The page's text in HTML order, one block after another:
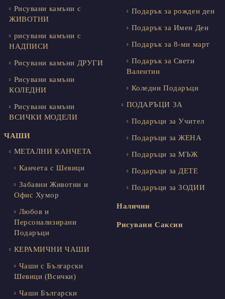
Рисувани камъни с
ЖИВОТНИ
рисувани камъни с
НАДПИСИ
Рисувани камъни ДРУГИ
Рисувани камъни
КОЛЕДНИ
Рисувани камъни
ВСИЧКИ МОДЕЛИ
ЧАШИ
МЕТАЛНИ КАНЧЕТА
Канчета с Шевици
Забавни Животни и
Офис Хумор
Любов и
Персонализирани
Подаръци
КЕРАМИЧНИ ЧАШИ
Чаши с Български
Шевици (Всички)
Чаши Български
Подарък за рожден ден
Подарък за Имен Ден
Подарък за 8-ми март
Подарък за Свети
Валентин
Коледни Подаръци
ПОДАРЪЦИ ЗА
Подаръци за Учител
Подаръци за ЖЕНА
Подаръци за МЪЖ
Подаръци за ДЕТЕ
Подаръци за ЗОДИИ
Налични
Рисувани Саксии